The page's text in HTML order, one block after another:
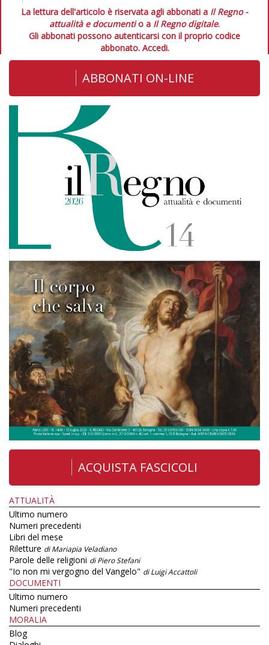
La lettura dell'articolo è riservata agli abbonati a Il Regno -
attualità e documentio a Il Regno digitale.
Gli abbonati possono autenticarsi con il proprio codice
abbonato. Accedi.
ABBONATI ON-LINE
ACQUISTA FASCICOLI
ATTUALITÀ
Ultimo numero
Numeri precedenti
Libri del mese
Riletture di Mariapia Veladiano
Parole delle religioni di Piero Stefani
"Io non mi vergogno del Vangelo" di Luigi Accattoli
DOCUMENTI
Ultimo numero
Numeri precedenti
MORALIA
Blog